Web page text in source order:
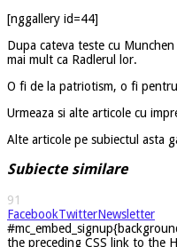
[nggallery id=44]
Dupa cateva teste cu
mai mult ca Radlerul lor.
O fi de la patriotism, o fi
Urmeaza si alte articole cu
Alte articole pe subiectul asta
Subiecte similare
91
FacebookTwitterNewsletter
the preceding CSS link to the